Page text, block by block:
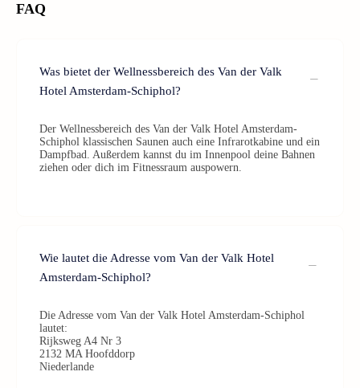
FAQ
Was bietet der Wellnessbereich des Van der Valk
Hotel Amsterdam-Schiphol?
Der Wellnessbereich des Van der Valk Hotel Amsterdam-
Schiphol klassischen Saunen auch eine Infrarotkabine und ein
Dampfbad. Außerdem kannst du im Innenpool deine Bahnen
ziehen oder dich im Fitnessraum auspowern.
Wie lautet die Adresse vom Van der Valk Hotel
Amsterdam-Schiphol?
Die Adresse vom Van der Valk Hotel Amsterdam-Schiphol
lautet:
Rijksweg A4 Nr 3
2132 MA Hoofddorp
Niederlande